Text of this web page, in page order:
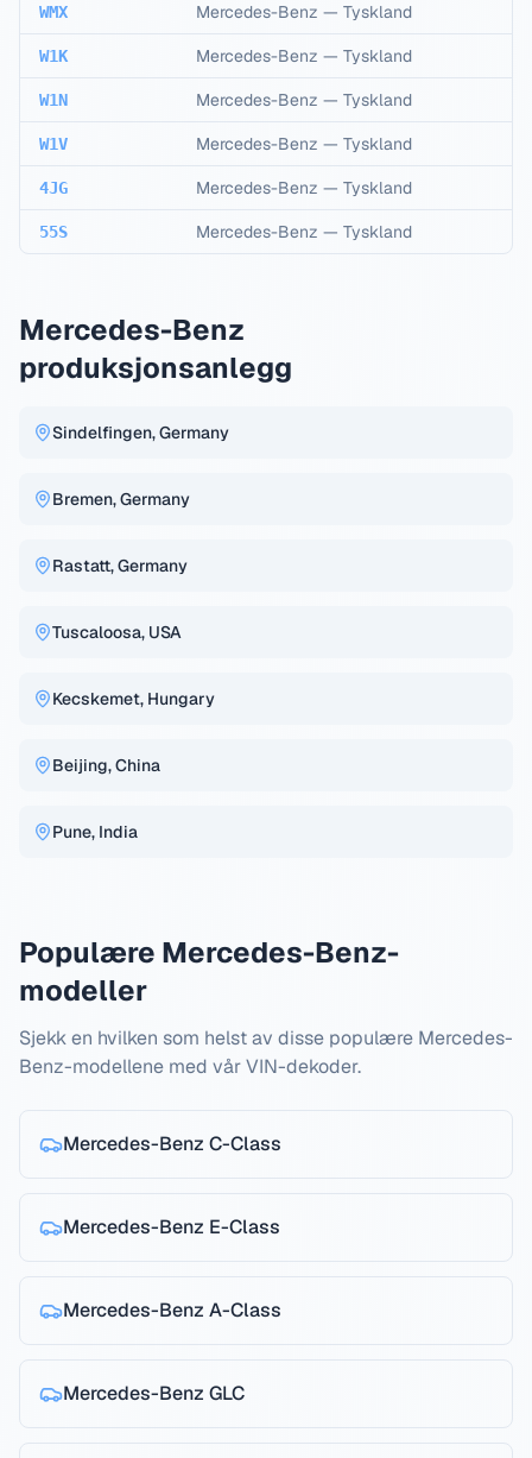
WMX Mercedes-Benz — Tyskland
W1K Mercedes-Benz — Tyskland
W1N Mercedes-Benz — Tyskland
W1V Mercedes-Benz — Tyskland
4JG Mercedes-Benz — Tyskland
55S Mercedes-Benz — Tyskland
Mercedes-Benz
produksjonsanlegg
Sindelfingen, Germany
Bremen, Germany
Rastatt, Germany
Tuscaloosa, USA
Kecskemet, Hungary
Beijing, China
Pune, India
Populære Mercedes-Benz-
modeller
Sjekk en hvilken som helst av disse populære Mercedes-
Benz-modellene med vår VIN-dekoder.
Mercedes-Benz C-Class
Mercedes-Benz E-Class
Mercedes-Benz A-Class
Mercedes-Benz GLC